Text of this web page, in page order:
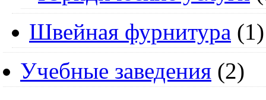
Швейная фурнитура (1)
Учебные заведения (2)